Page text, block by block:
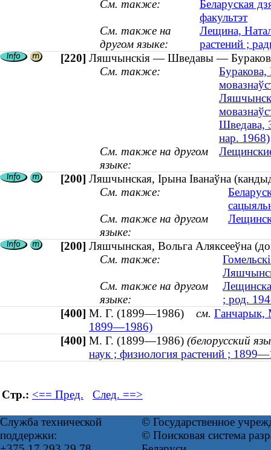
См. также:
Беларуская
факультэт
См. также на
другом языке:
Лещина,
растений ;
[220] Ляшчынскія — Шведавы —
См. также:
Буракова,
Шведава,
нар. 1968)
См. также на другом
языке:
[200] Ляшчынская, Iрына Iванаўна
См. также:
См. также на другом
языке:
[200] Ляшчынская, Вольга Аляксееўна
См. также:
См. также на другом
языке:
; род.
[400] М. Г. (1899—1986) см. Ганчарык,
1899—1986)
[400] М. Г. (1899—1986) (белорусский
наук ; физиология растений ;
Стр.: <== Пред. След. ==>
Служба технической
поддержки:
© Государственное
© Поисковая система